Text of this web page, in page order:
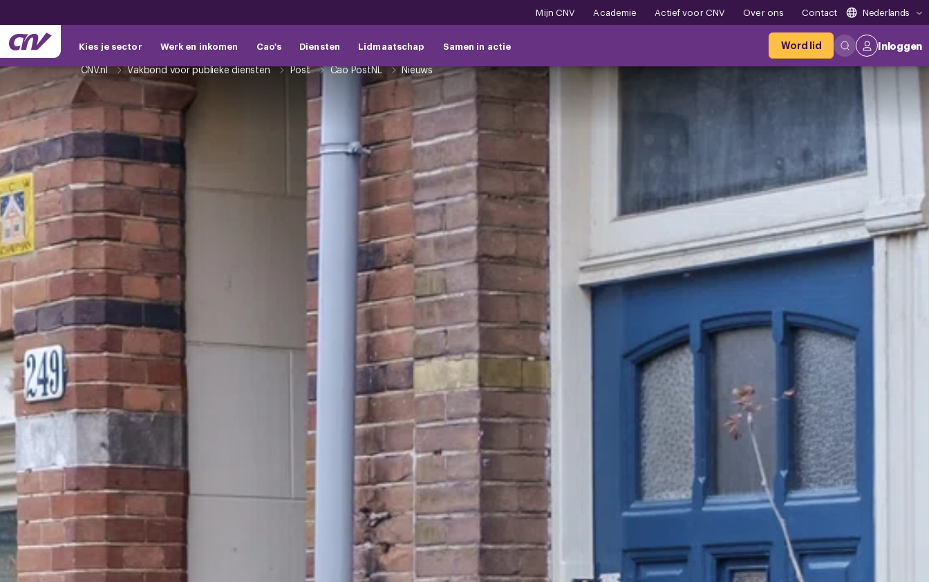
Mijn CNV Academie Actief voor CNV Over ons Contact Nederlands
Kies je sector Werk en inkomen Cao's Diensten Lidmaatschap Samen in actie Word lid
Inloggen
CNV.nl
Vakbond voor publieke diensten Post Cao PostNL Nieuws